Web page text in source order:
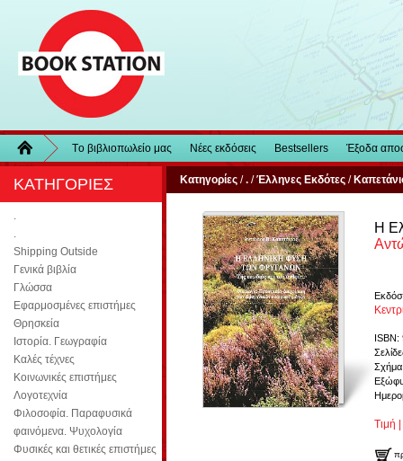
Τo βιβλιοπωλείo μας Νέες εκδόσεις Bestsellers Έξοδα
ΚΑΤΗΓΟΡΙΕΣ
.
.
Shipping Outside
Γενικά βιβλία
Γλώσσα
Εφαρμοσμένες επιστήμες
Θρησκεία
Ιστορία. Γεωγραφία
Καλές τέχνες
Κοινωνικές επιστήμες
Λογοτεχνία
Φιλοσοφία. Παραφυσικά
φαινόμενα. Ψυχολογία
Φυσικές και θετικές επιστήμες
Κατηγορίες /. /Έλληνες Εκδότες /
Η
ISBN:
Τιμή